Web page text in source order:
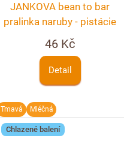
JANKOVA bean to bar
pralinka naruby - pistácie
46 Kč
Detail
Tmavá Mléčná
Chlazené balení